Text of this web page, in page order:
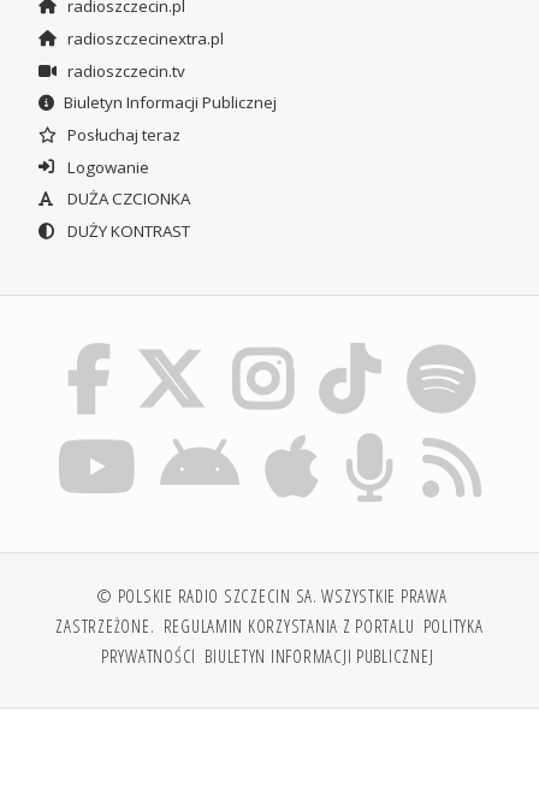
radioszczecin.pl
radioszczecinextra.pl
radioszczecin.tv
Biuletyn Informacji Publicznej
Posłuchaj teraz
Logowanie
DUŻA CZCIONKA
DUŻY KONTRAST
© POLSKIE RADIO SZCZECIN SA. WSZYSTKIE PRAWA
ZASTRZEŻONE. REGULAMIN KORZYSTANIA Z PORTALU POLITYKA
PRYWATNOŚCI BIULETYN INFORMACJI PUBLICZNEJ